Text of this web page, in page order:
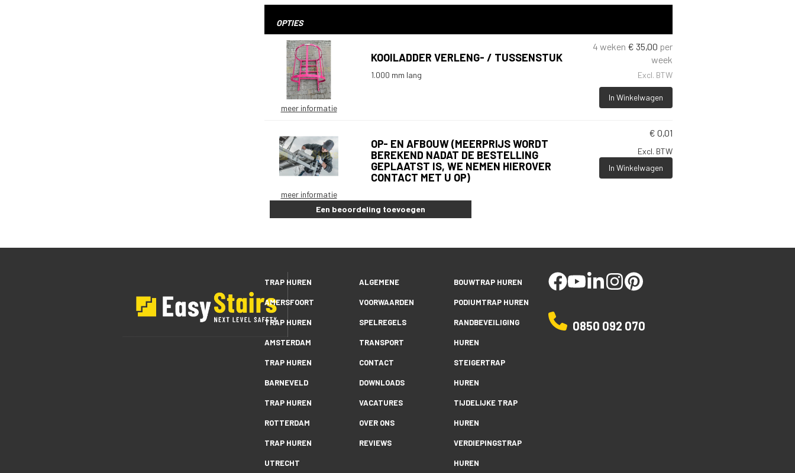
OPTIES
meer informatie
4 weken € 35,00 per
week
Excl. BTW
In Winkelwagen
KOOILADDER VERLENG- / TUSSENSTUK
1.000 mm lang
meer informatie
€ 0,01
Excl. BTW
In Winkelwagen
OP- EN AFBOUW (MEERPRIJS WORDT
BEREKEND NADAT DE BESTELLING
GEPLAATST IS, WE NEMEN HIEROVER
CONTACT MET U OP)
Een beoordeling toevoegen
TRAP HUREN
AMERSFOORT
TRAP HUREN
AMSTERDAM
TRAP HUREN
BARNEVELD
TRAP HUREN
ROTTERDAM
TRAP HUREN
UTRECHT
ALGEMENE
VOORWAARDEN
SPELREGELS
TRANSPORT
CONTACT
DOWNLOADS
VACATURES
OVER ONS
REVIEWS
BOUWTRAP HUREN
PODIUMTRAP HUREN
RANDBEVEILIGING
HUREN
STEIGERTRAP
HUREN
TIJDELIJKE TRAP
HUREN
VERDIEPINGSTRAP
HUREN
facebookyoutubelinkedinstagrampinterest
0850 092 070